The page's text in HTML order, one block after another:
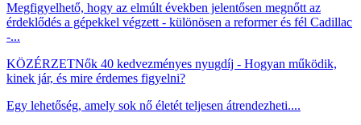
Megfigyelhető, hogy az elmúlt években jelentősen megnőtt az
érdeklődés a gépekkel végzett - különösen a reformer és fél Cadillac
-...
KÖZÉRZETNők 40 kedvezményes nyugdíj - Hogyan működik,
kinek jár, és mire érdemes figyelni?
Egy lehetőség, amely sok nő életét teljesen átrendezheti....